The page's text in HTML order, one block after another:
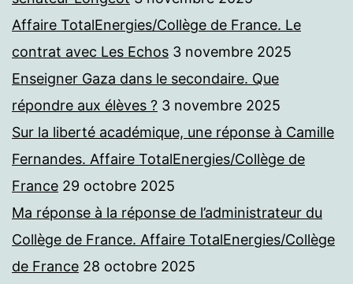
Affaire TotalEnergies/Collège de France. Le
contrat avec Les Echos 3 novembre 2025
Enseigner Gaza dans le secondaire. Que
répondre aux élèves ? 3 novembre 2025
Sur la liberté académique, une réponse à Camille
Fernandes. Affaire TotalEnergies/Collège de
France 29 octobre 2025
Ma réponse à la réponse de l’administrateur du
Collège de France. Affaire TotalEnergies/Collège
de France 28 octobre 2025